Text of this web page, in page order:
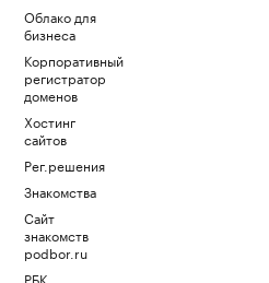
Облако для
бизнеса
Корпоративный
регистратор
доменов
Хостинг
сайтов
Рег.решения
Знакомства
Сайт
знакомств
podbor.ru
РБК